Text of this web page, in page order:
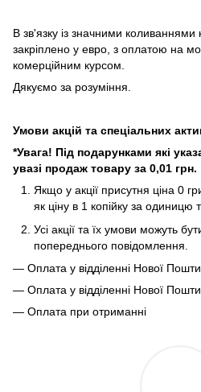
В зв'язку із значними коливаннями
закріплено у евро, з оплатою на
комерційним курсом.
Дякуємо за розуміння.
Умови акцій та спеціальних
*Увага! Під подарунками які
увазі продаж товару за 0,01 грн.
Якщо у акції присутня ціна 0
як ціну в 1 копійку за одиницю
Усі акції та їх умови можуть
попереднього повідомлення.
— Оплата у відділенні Нової Пошти
— Оплата у відділенні Нової
— Оплата при отриманні